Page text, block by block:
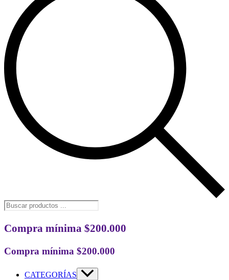
Búsqueda
de
productos
Compra mínima $200.000
Compra mínima $200.000
CATEGORÍAS